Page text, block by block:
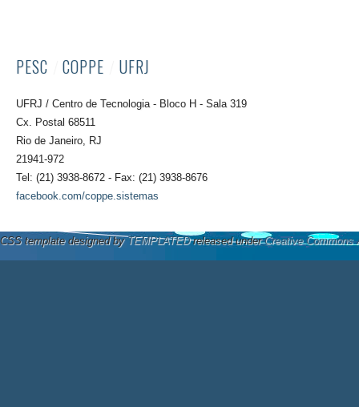
PESC COPPE UFRJ
UFRJ / Centro de Tecnologia - Bloco H - Sala 319
Cx. Postal 68511
Rio de Janeiro, RJ
21941-972
Tel: (21) 3938-8672 - Fax: (21) 3938-8676
facebook.com/coppe.sistemas
CSS template designed byTEMPLATEDreleased underCreative Commons